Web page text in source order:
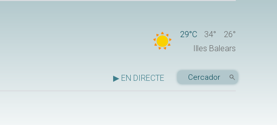
29°C 34°
26°
Illes Balears
▶ EN DIRECTE